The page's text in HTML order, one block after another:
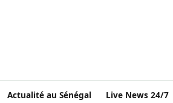
Actualité au Sénégal Live News 24/7